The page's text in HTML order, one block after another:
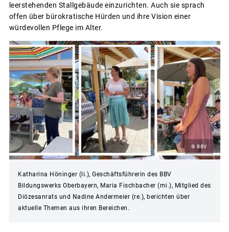
leerstehenden Stallgebäude einzurichten. Auch sie sprach
offen über bürokratische Hürden und ihre Vision einer
würdevollen Pflege im Alter.
© BBV
Katharina Höninger (li.), Geschäftsführerin des BBV
Bildungswerks Oberbayern, Maria Fischbacher (mi.), Mitglied des
Diözesanrats und Nadine Andermeier (re.), berichten über
aktuelle Themen aus ihren Bereichen.